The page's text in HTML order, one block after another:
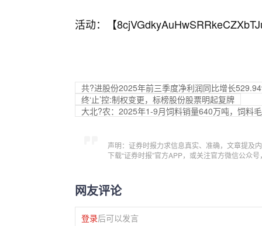
活动：【
共?进股份2025年前三季度净利润同比增长
终‘止’控:制权变更，标榜股份股票明起复牌
大北?农：2025年1-9月饲料销量640万吨，饲料
声明：证券时报力求信息真实、准确，文章提及
下载“证券时报”官方APP，或关注官方微信公众
网友评论
登录后可以发言